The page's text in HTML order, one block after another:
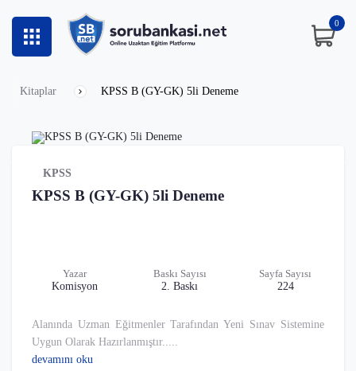
0
Kitaplar KPSS B (GY-GK) 5li Deneme
KPSS
KPSS B (GY-GK) 5li Deneme
Yazar
Komisyon
Baskı Sayısı
2. Baskı
Sayfa Sayısı
224
Alanında Uzman Eğitmenler Tarafından Yeni Sınav Sistemine
Uygun Olarak Hazırlanmıştır.....
devamını oku